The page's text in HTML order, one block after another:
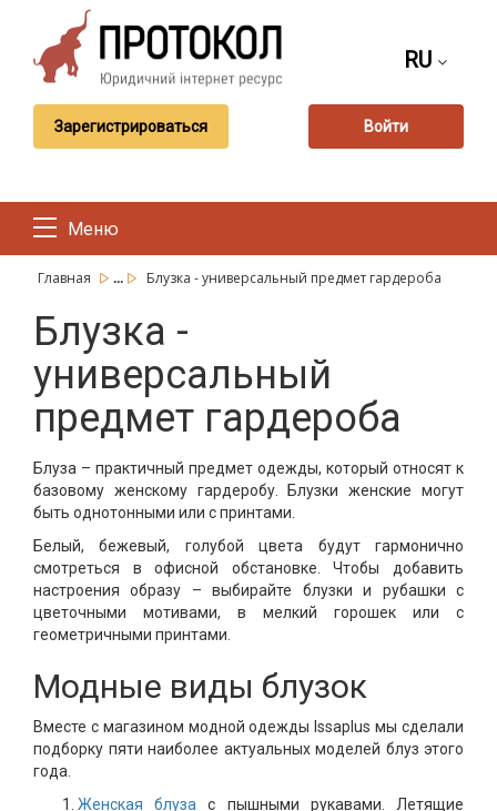
RU
Зарегистрироваться Войти
Меню
Главная ... Блузка - универсальный предмет гардероба
Блузка -
универсальный
предмет гардероба
Блуза – практичный предмет одежды, который относят к
базовому женскому гардеробу. Блузки женские могут
быть однотонными или с принтами.
Белый, бежевый, голубой цвета будут гармонично
смотреться в офисной обстановке. Чтобы добавить
настроения образу – выбирайте блузки и рубашки с
цветочными мотивами, в мелкий горошек или с
геометричными принтами.
Модные виды блузок
Вместе с магазином модной одежды Issaplus мы сделали
подборку пяти наиболее актуальных моделей блуз этого
года.
Женская блуза с пышными рукавами. Летящие